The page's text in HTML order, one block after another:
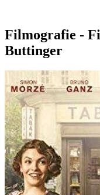
Filmografie -
Buttinger